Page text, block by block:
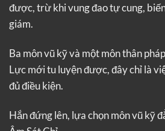
được, trừ khi vung đao tự cung,
giám.
Ba môn vũ kỹ và một môn thân
Lực mới tu luyện được, đây chỉ là
đủ điều kiện.
Hắn đứng lên, lựa chọn môn vũ kỹ